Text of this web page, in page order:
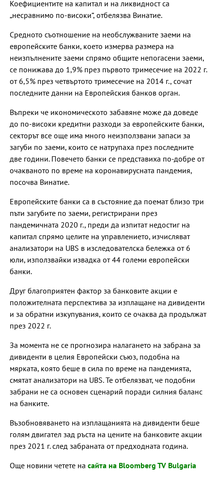
Коефициентите на капитал и на ликвидност са
„несравнимо по-високи“, отбелязва Винатие.
Средното съотношение на необслужваните заеми на
европейските банки, което измерва размера на
неизпълнените заеми спрямо общите непогасени заеми,
се понижава до 1,9% през първото тримесечие на 2022 г.
от 6,5% през четвъртото тримесечие на 2014 г., сочат
последните данни на Европейския банков орган.
Въпреки че икономическото забавяне може да доведе
до по-високи кредитни разходи за европейските банки,
секторът все още има много неизползвани запаси за
загуби по заеми, които се натрупаха през последните
две години. Повечето банки се представиха по-добре от
очакваното по време на коронавирусната пандемия,
посочва Винатие.
Европейските банки са в състояние да поемат близо три
пъти загубите по заеми, регистрирани през
пандемичната 2020 г., преди да изпитат недостиг на
капитал спрямо целите на управлението, изчисляват
анализатори на UBS в изследователска бележка от 6
юли, използвайки извадка от 44 големи европейски
банки.
Друг благоприятен фактор за банковите акции е
положителната перспектива за изплащане на дивиденти
и за обратни изкупувания, които се очаква да продължат
през 2022 г.
За момента не се прогнозира налагането на забрана за
дивиденти в целия Европейски съюз, подобна на
мярката, която беше в сила по време на пандемията,
смятат анализатори на UBS. Те отбелязват, че подобни
забрани не са основен сценарий поради силния баланс
на банките.
Възобновяването на изплащанията на дивиденти беше
голям двигател зад ръста на цените на банковите акции
през 2021 г. след забраната от предходната година.
Още новини четете на сайта на Bloomberg TV Bulgaria